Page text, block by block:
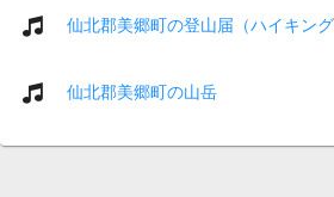
仙北郡美郷町の登山届（ハイキング
仙北郡美郷町の山岳